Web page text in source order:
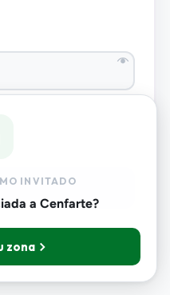
INVITADO
a Cenfarte?
zona